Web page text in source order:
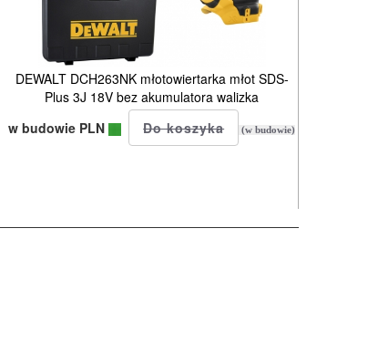
DEWALT DCH263NK młotowiertarka młot SDS-
Plus 3J 18V bez akumulatora walizka
w budowie PLN
(w budowie)